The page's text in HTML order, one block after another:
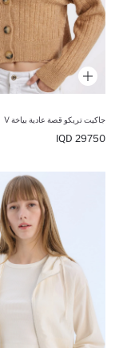
جاكيت تريكو قصة عادية بياخة V
29750 IQD